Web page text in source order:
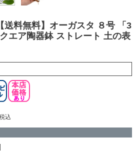
【送料無料】オーガスタ ８号 「3
エア陶器鉢 ストレート 土の表
込